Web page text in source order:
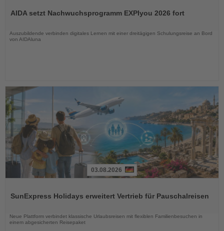
dieAIDA setzt Nachwuchsprogramm EXPIyou 2026 fort
Auszubildende verbinden digitales Lernen mit einer dreitägigen Schulungsreise an Bord
von AIDAluna
die
03.08.2026
SunExpress Holidays erweitert Vertrieb für Pauschalreisen
Neue Plattform verbindet klassische Urlaubsreisen mit flexiblen Familienbesuchen in
einem abgesicherten Reisepaket